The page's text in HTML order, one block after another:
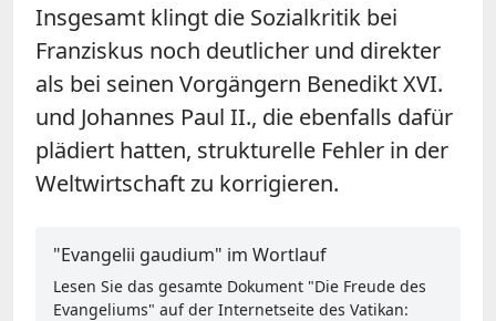
Insgesamt klingt die Sozialkritik bei
Franziskus noch deutlicher und direkter
als bei seinen Vorgängern Benedikt XVI.
und Johannes Paul II., die ebenfalls dafür
plädiert hatten, strukturelle Fehler in der
Weltwirtschaft zu korrigieren.
"Evangelii gaudium" im Wortlauf
Lesen Sie das gesamte Dokument "Die Freude des
Evangeliums" auf der Internetseite des Vatikan: